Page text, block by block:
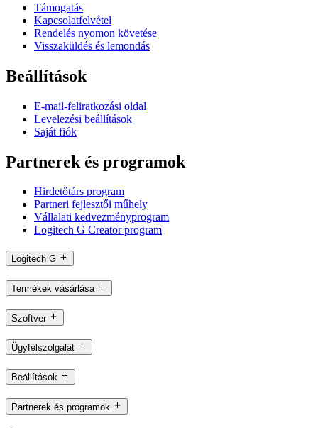
Támogatás
Kapcsolatfelvétel
Rendelés nyomon követése
Visszaküldés és lemondás
Beállítások
E-mail-feliratkozási oldal
Levelezési beállítások
Saját fiók
Partnerek és programok
Hirdetőtárs program
Partneri fejlesztői műhely
Vállalati kedvezményprogram
Logitech G Creator program
Logitech G
Termékek vásárlása
Szoftver
Ügyfélszolgálat
Beállítások
Partnerek és programok